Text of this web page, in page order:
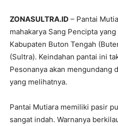
ZONASULTRA.ID – Pantai
mahakarya Sang Pencipta
Kabupaten Buton Tengah
(Sultra). Keindahan pantai ini
Pesonanya akan mengundang
yang melihatnya.
Pantai Mutiara memiliki pasir
sangat indah. Warnanya